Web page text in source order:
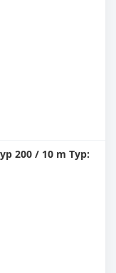
200 / 10 m Typ: